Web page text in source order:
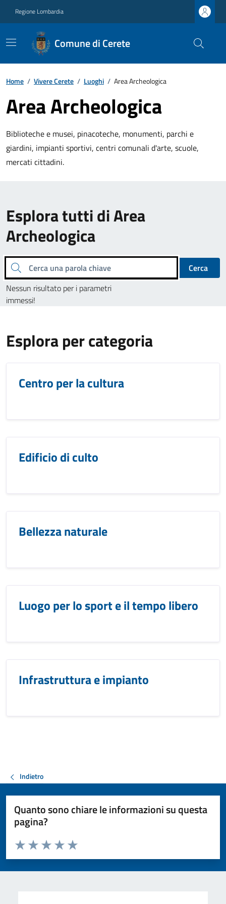
Regione Lombardia
Comune di Cerete
Home / Vivere Cerete / Luoghi / Area Archeologica
Area Archeologica
Biblioteche e musei, pinacoteche, monumenti, parchi e
giardini, impianti sportivi, centri comunali d'arte, scuole,
mercati cittadini.
Esplora tutti di Area
Archeologica
Cerca una parola chiave
Cerca
Nessun risultato per i parametri
immessi!
Esplora per categoria
Centro per la cultura
Edificio di culto
Bellezza naturale
Luogo per lo sport e il tempo libero
Infrastruttura e impianto
Indietro
Quanto sono chiare le informazioni su questa
pagina?
Valuta da 1 a 5 stelle la pagina
Valuta 5 stelle su 5
Valuta 4 stelle su 5
Valuta 3 stelle su 5
Valuta 2 stelle su 5
Valuta 1 stelle su 5